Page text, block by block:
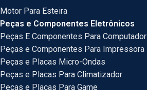
Motor Para Esteira
Peças e Componentes Eletrônicos
Peças E Componentes Para Computador
Peças e Componentes Para Impressora
Peças e Placas Micro-Ondas
Peças e Placas Para Climatizador
Peças e Placas Para Game